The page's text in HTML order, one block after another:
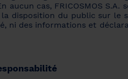
aucun cas, FRICOSMOS S.A.
disposition du public sur le
ni des informations et